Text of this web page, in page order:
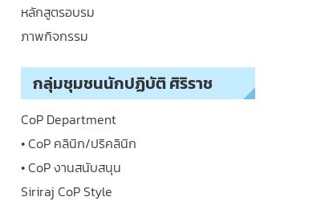
หลักสูตรอบรม
ภาพกิจกรรม
กลุ่มชุมชนนักปฏิบัติ ศิริราช
CoP Department
• CoP คลินิก/ปริคลินิก
• CoP งานสนับสนุน
Siriraj CoP Style